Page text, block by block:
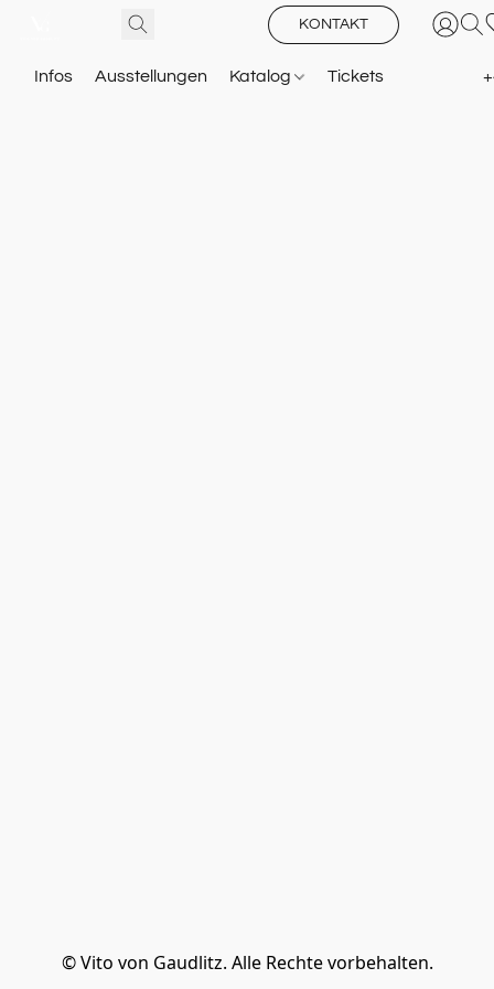
KONTAKT
Infos Ausstellungen Katalog Tickets
© Vito von Gaudlitz. Alle Rechte vorbehalten.